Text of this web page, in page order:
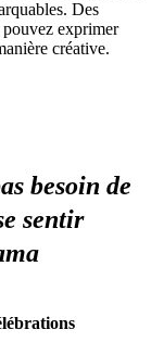
Des
pouvez exprimer
créative.
besoin de
sentir